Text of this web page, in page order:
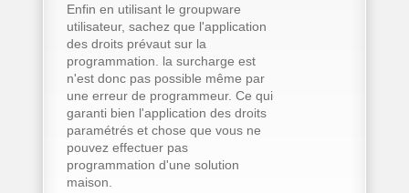
Enfin en utilisant le groupware
utilisateur, sachez que l'application
des droits prévaut sur la
programmation. la surcharge est
n'est donc pas possible même par
une erreur de programmeur. Ce qui
garanti bien l'application des droits
paramétrés et chose que vous ne
pouvez effectuer pas
programmation d'une solution
maison.